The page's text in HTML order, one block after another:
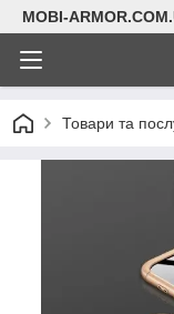
MOBI-
Товари та